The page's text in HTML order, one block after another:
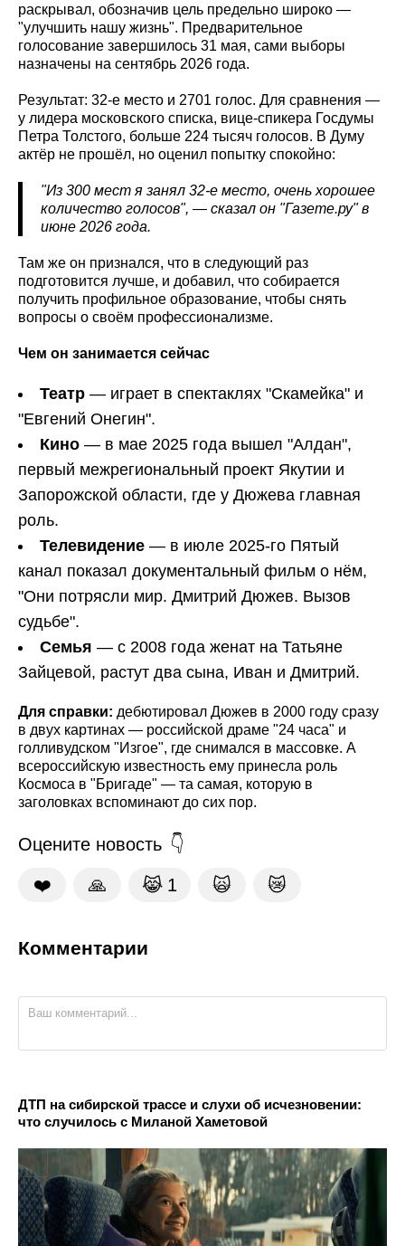
раскрывал, обозначив цель предельно широко —
"улучшить нашу жизнь". Предварительное
голосование завершилось 31 мая, сами выборы
назначены на сентябрь 2026 года.
Результат: 32-е место и 2701 голос. Для сравнения —
у лидера московского списка, вице-спикера Госдумы
Петра Толстого, больше 224 тысяч голосов. В Думу
актёр не прошёл, но оценил попытку спокойно:
"Из 300 мест я занял 32-е место, очень хорошее
количество голосов", — сказал он "Газете.ру" в
июне 2026 года.
Там же он признался, что в следующий раз
подготовится лучше, и добавил, что собирается
получить профильное образование, чтобы снять
вопросы о своём профессионализме.
Чем он занимается сейчас
Театр — играет в спектаклях "Скамейка" и
"Евгений Онегин".
Кино — в мае 2025 года вышел "Алдан",
первый межрегиональный проект Якутии и
Запорожской области, где у Дюжева главная
роль.
Телевидение — в июле 2025-го Пятый
канал показал документальный фильм о нём,
"Они потрясли мир. Дмитрий Дюжев. Вызов
судьбе".
Семья — с 2008 года женат на Татьяне
Зайцевой, растут два сына, Иван и Дмитрий.
Для справки: дебютировал Дюжев в 2000 году сразу
в двух картинах — российской драме "24 часа" и
голливудском "Изгое", где снимался в массовке. А
всероссийскую известность ему принесла роль
Космоса в "Бригаде" — та самая, которую в
заголовках вспоминают до сих пор.
Оцените новость
❤️ 🙏 😹 1 🙀 😿
Комментарии
ДТП на сибирской трассе и слухи об исчезновении:
что случилось с Миланой Хаметовой